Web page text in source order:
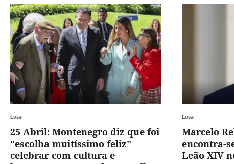
Lusa
25 Abril: Montenegro diz que foi
"escolha muitíssimo feliz"
celebrar com cultura e
Lusa
Marcelo
encontra-
Leão XIV